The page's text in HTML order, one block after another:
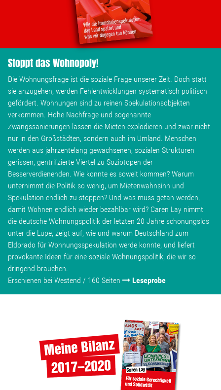
Leseprobe
Pressestimmen
Stoppt das Wohnopoly!
Die Wohnungsfrage ist die soziale Frage unserer Zeit. Doch statt
sie anzugehen, werden Fehlentwicklungen systematisch politisch
gefördert. Wohnungen sind zu reinen Spekulationsobjekten
verkommen. Hohe Nachfrage und sogenannte
Zwangssanierungen lassen die Mieten explodieren und zwar nicht
nur in den Großstädten, sondern auch im Umland. Menschen
werden aus jahrzentelang gewachsenen, sozialen Strukturen
gerissen, gentrifzierte Viertel zu Soziotopen der
Besserverdienenden. Wie konnte es soweit kommen? Warum
unternimmt die Politik so wenig, um Mietenwahnsinn und
Spekulation endlich zu stoppen? Und was muss getan werden,
damit Wohnen endlich wieder bezahlbar wird? Caren Lay nimmt
die deutsche Wohnungspolitik der letzten 20 Jahre schonungslos
unter die Lupe, zeigt auf, wie und warum Deutschland zum
Eldorado für Wohnungsspekulation werde konnte, und liefert
provokante Ideen für eine soziale Wohnungspolitik, die wir so
dringend brauchen.
Erschienen bei Westend / 160 Seiten
Leseprobe